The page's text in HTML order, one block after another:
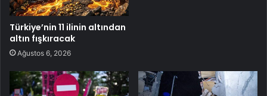
Türkiye’nin 11 ilinin altından
altın fışkıracak
Ağustos 6, 2026